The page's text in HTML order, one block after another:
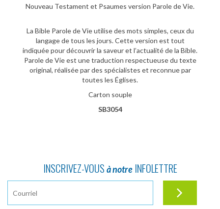
Nouveau Testament et Psaumes version Parole de Vie.
La Bible Parole de Vie utilise des mots simples, ceux du
langage de tous les jours. Cette version est tout
indiquée pour découvrir la saveur et l’actualité de la Bible.
Parole de Vie est une traduction respectueuse du texte
original, réalisée par des spécialistes et reconnue par
toutes les Églises.
Carton souple
SB3054
INSCRIVEZ-VOUS à notreINFOLETTRE